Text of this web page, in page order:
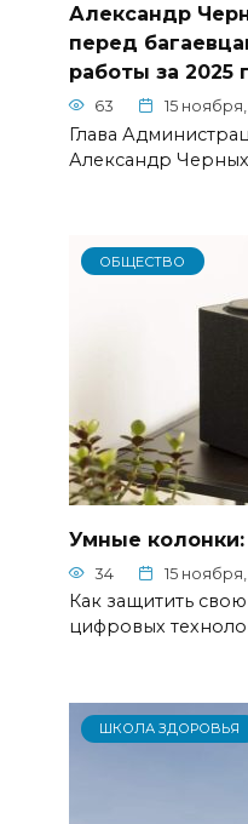
Александр
перед
работы за 2025
63 15
Глава
Александр Черных
ОБЩЕСТВО
Умные колонки:
34 15
Как защитить
цифровых
ШКОЛА ЗДОРОВЬЯ